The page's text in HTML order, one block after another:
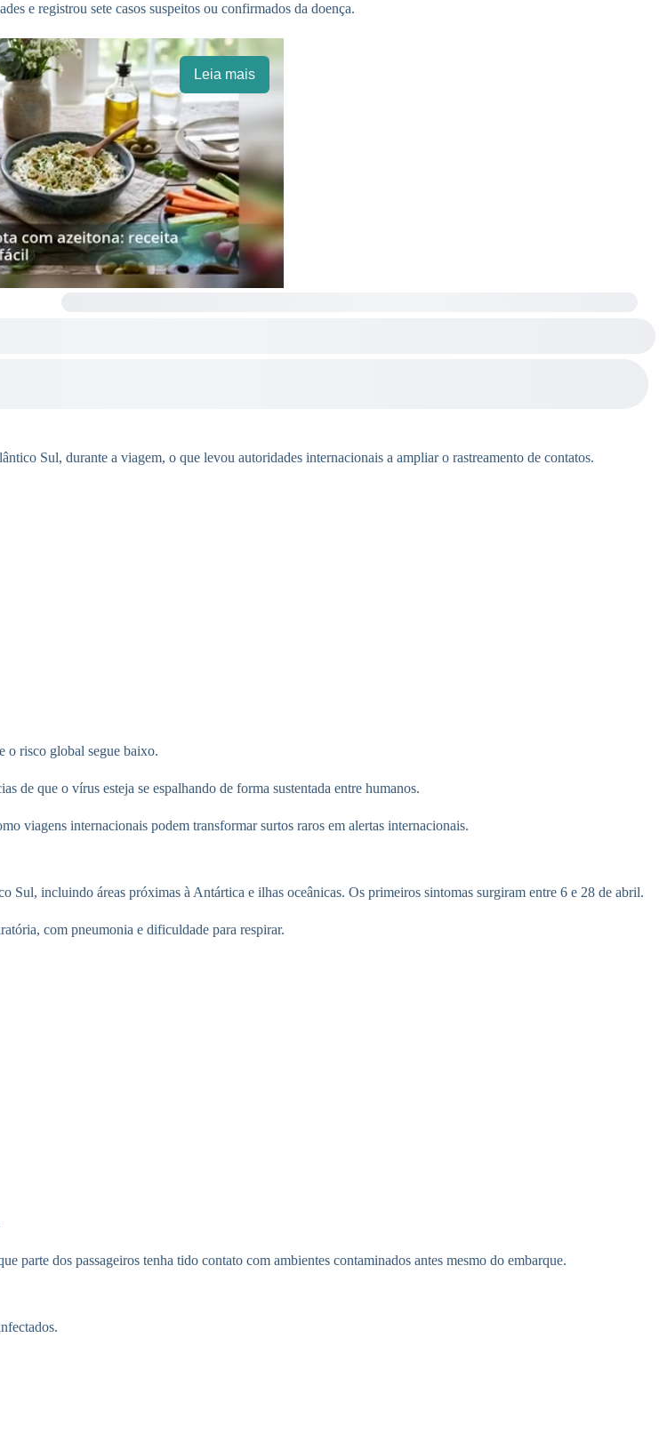
e registrou sete casos suspeitos ou confirmados da doença.
Leia mais
Sul, durante a viagem, o que levou autoridades internacionais a ampliar o rastreamento de contatos.
o risco global segue baixo.
de que o vírus esteja se espalhando de forma sustentada entre humanos.
viagens internacionais podem transformar surtos raros em alertas internacionais.
incluindo áreas próximas à Antártica e ilhas oceânicas. Os primeiros sintomas surgiram entre 6 e 28 de abril.
com pneumonia e dificuldade para respirar.
parte dos passageiros tenha tido contato com ambientes contaminados antes mesmo do embarque.